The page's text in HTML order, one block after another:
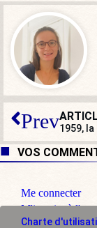
Prev
VOS
Me connecter
M'inscrire à
Charte